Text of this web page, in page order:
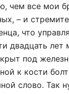
чем все мои
– и
что
двадцать лет
под
к кости
слово. Так